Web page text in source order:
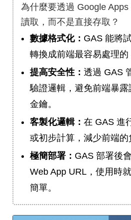
為什麼要透過 Google
讀取，而不是直接存取？
數據格式化： GAS 能將
轉換成前端最容易處理的
提高安全性： 透過 GAS
驗證邏輯，避免前端暴
金鑰。
客製化邏輯： 在 GAS 進
或初步計算，減少前端的
極簡部署： GAS 部署後
Web App URL，使用時
簡單。